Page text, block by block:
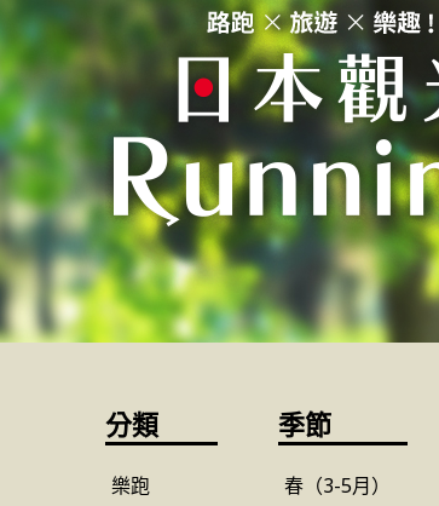
分類
樂跑
季節
春（3-5月）